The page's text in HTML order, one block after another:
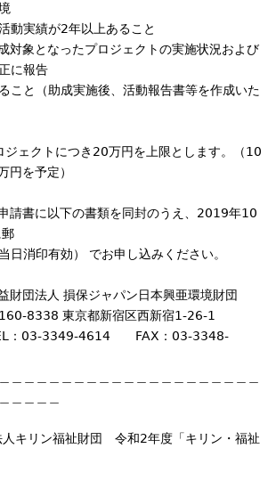
2年以上あること
たプロジェクトの実施状況および
に報告
実施後、活動報告書等を作成いた
ェクトにつき20万円を上限とします。（10
円を予定）
書に以下の書類を同封のうえ、2019年10
効） でお申し込みください。
団法人 損保ジャパン日本興亜環境財団
京都新宿区西新宿1-26-1
4614 FAX：03-3348-
人キリン福祉財団 令和2年度「キリン・福祉